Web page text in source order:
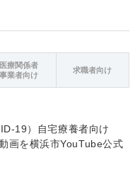
医療関係者
事業者向け
求職者向け
19）自宅療養者向け
画を横浜市YouTube公式